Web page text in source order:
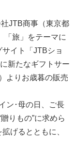
JTB商事（東京都
「旅」をテーマに
イト「JTBショ
新たなギフトサー
よりお歳暮の販売
ン･母の日、ご長
りもの”に求めら
げるとともに、